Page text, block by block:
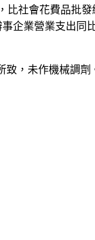
比社會花費品批
企業營業支出同
致，未作機械調劑